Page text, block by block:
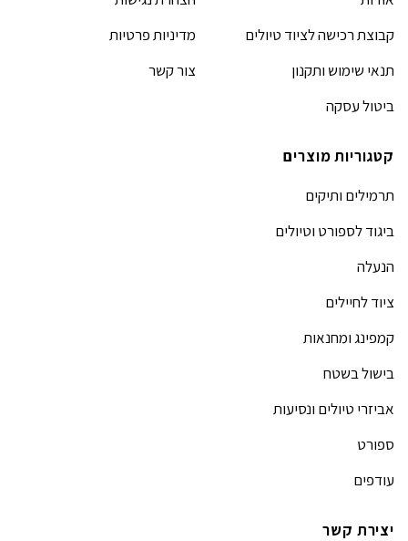
קבוצת רכישה לציוד טיולים
תנאי שימוש ותקנון
ביטול עסקה
מדיניות פרטיות
צור קשר
קטגוריות מוצרים
תרמילים ותיקים
ביגוד לספורט וטיולים
הנעלה
ציוד לחיילים
קמפינג ומחנאות
בישול בשטח
אביזרי טיולים ונסיעות
ספורט
עודפים
יצירת קשר